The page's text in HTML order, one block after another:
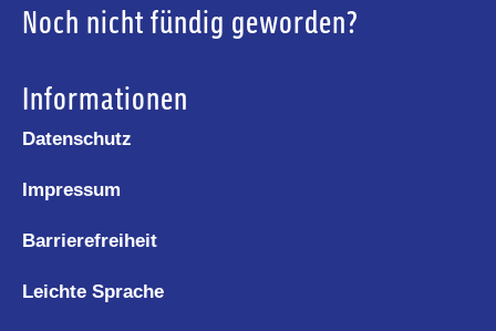
Noch nicht fündig geworden?
Informationen
Datenschutz
Impressum
Barrierefreiheit
Leichte Sprache